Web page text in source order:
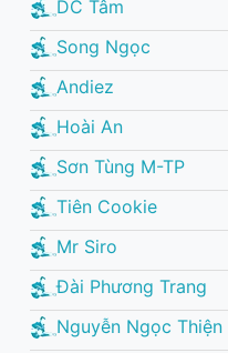
DC Tâm
Song Ngọc
Andiez
Hoài An
Sơn Tùng M-TP
Tiên Cookie
Mr Siro
Đài Phương Trang
Nguyễn Ngọc Thiện